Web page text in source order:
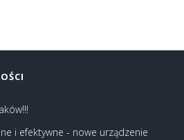
i efektywne - nowe urządzenie